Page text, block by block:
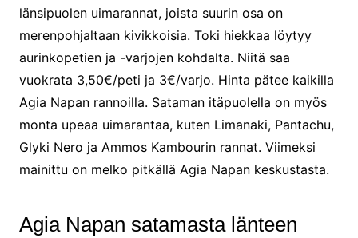
länsipuolen uimarannat, joista suurin osa on
merenpohjaltaan kivikkoisia. Toki hiekkaa löytyy
aurinkopetien ja -varjojen kohdalta. Niitä saa
vuokrata 3,50€/peti ja 3€/varjo. Hinta pätee kaikilla
Agia Napan rannoilla. Sataman itäpuolella on myös
monta upeaa uimarantaa, kuten Limanaki, Pantachu,
Glyki Nero ja Ammos Kambourin rannat. Viimeksi
mainittu on melko pitkällä Agia Napan keskustasta.
Agia Napan satamasta länteen